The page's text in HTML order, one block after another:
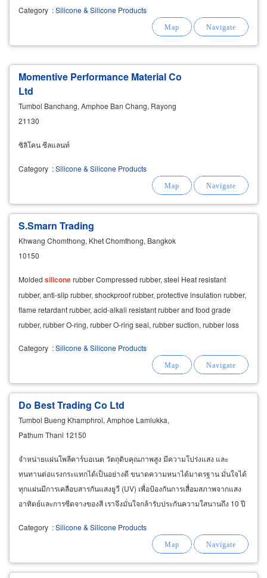
Category :Silicone & Silicone Products
Momentive Performance Material Co
Ltd
Tumbol Banchang, Amphoe Ban Chang, Rayong
21130
ซิลิโคน ซีลแลนท์
Category :Silicone & Silicone Products
S.Smarn Trading
Khwang Chomthong, Khet Chomthong, Bangkok
10150
Molded siliconerubber Compressed rubber, steel Heat resistant
rubber, anti-slip rubber, shockproof rubber, protective insulation rubber,
flame retardant rubber, acid-alkali resistant rubber and food grade
rubber, rubber O-ring, rubber O-ring seal, rubber suction, rubber loss
Category :Silicone & Silicone Products
Do Best Trading Co Ltd
Tumbol Bueng Khamphroi, Amphoe Lamlukka,
Pathum Thani 12150
จำหน่ายแผ่นโพลีคาร์บอเนต วัตถุดิบคุณภาพสูง มีความโปร่งแสง และ
ทนทานต่อแรงกระแทกได้เป็นอย่างดี ขนาดความหนาได้มาตรฐาน มั่นใจได้
ทุกแผ่นมีการเคลือบสารกันแสงยูวี (UV) เพื่อป้องกันการเสื่อมสภาพจากแสง
อาทิตย์และการซีดจางของสี เราจึงมั่นใจกล้ารับประกันความใสนานถึง 10 ปี
เท็นส์
Category :Silicone & Silicone Products